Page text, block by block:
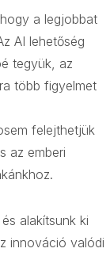
a legjobbat
AI lehetőség
tegyük, az
több figyelmet
felejthetjük
az emberi
alakítsunk ki
innováció valódi